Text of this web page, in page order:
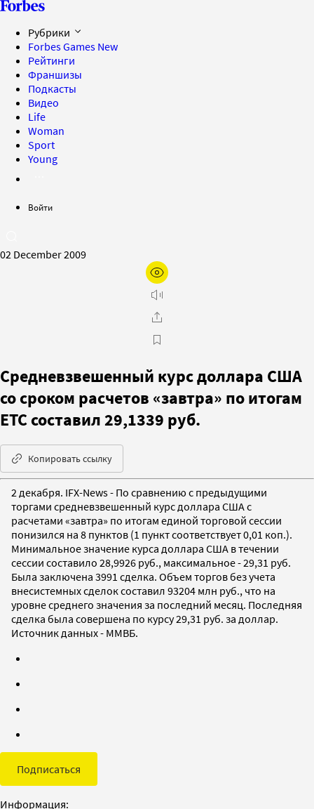
Рубрики
Forbes Games New
Рейтинги
Франшизы
Подкасты
Видео
Life
Woman
Sport
Young
Войти
02 December 2009
Средневзвешенный курс доллара США
со сроком расчетов «завтра» по итогам
ЕТС составил 29,1339 руб.
Копировать ссылку
2 декабря. IFX-News - По сравнению с предыдущими
торгами средневзвешенный курс доллара США с
расчетами «завтра» по итогам единой торговой сессии
понизился на 8 пунктов (1 пункт соответствует 0,01 коп.).
Минимальное значение курса доллара США в течении
сессии составило 28,9926 руб., максимальное - 29,31 руб.
Была заключена 3991 сделка. Объем торгов без учета
внесистемных сделок составил 93204 млн руб., что на
уровне среднего значения за последний месяц. Последняя
сделка была совершена по курсу 29,31 руб. за доллар.
Источник данных - ММВБ.
Подписаться
Информация: